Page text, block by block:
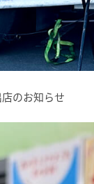
のお知らせ